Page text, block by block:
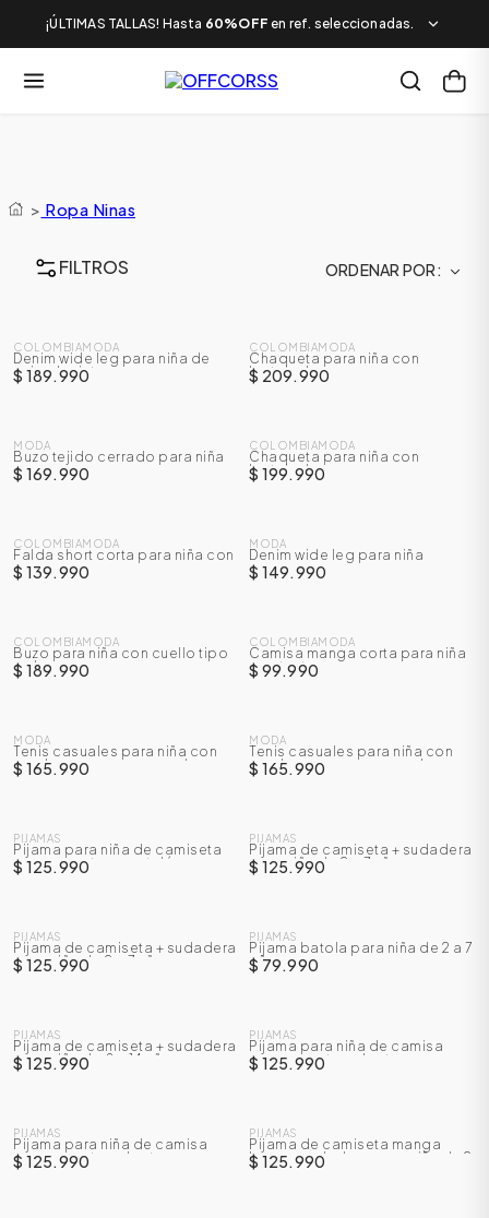
¡ÚLTIMAS TALLAS! Hasta 60%OFF en ref. seleccionadas.
> Ropa Ninas
FILTROS ORDENAR POR
COLOMBIAMODA
Denim wide leg para niña de
animal print
$ 189.990
COLOMBIAMODA
Chaqueta para niña con
lentejuelas
$ 209.990
MODA
Buzo tejido cerrado para niña
$ 169.990
COLOMBIAMODA
Chaqueta para niña con
lentejuelas
$ 199.990
COLOMBIAMODA
Falda short corta para niña con
prenses
$ 139.990
MODA
Denim wide leg para niña
$ 149.990
COLOMBIAMODA
Buzo para niña con cuello tipo
polo
$ 189.990
COLOMBIAMODA
Camisa manga corta para niña
con textura
$ 99.990
MODA
Tenis casuales para niña con
cordones y correa en velcro
$ 165.990
MODA
Tenis casuales para niña con
cordones y correa en velcro
$ 165.990
PIJAMAS
Pijama para niña de camiseta
manga corta + pantalón
$ 125.990
PIJAMAS
Pijama de camiseta + sudadera
para niña de 2 a 7 años
$ 125.990
PIJAMAS
Pijama de camiseta + sudadera
para niña de 2 a 7 años
$ 125.990
PIJAMAS
Pijama batola para niña de 2 a 7
años
$ 79.990
PIJAMAS
Pijama de camiseta + sudadera
para niña de 8 a 14 años
$ 125.990
PIJAMAS
Pijama para niña de camisa
manga corta + short
$ 125.990
PIJAMAS
Pijama para niña de camisa
manga corta + short
$ 125.990
PIJAMAS
Pijama de camiseta manga
larga + sudadera para niña de 2
a 7 años
$ 125.990